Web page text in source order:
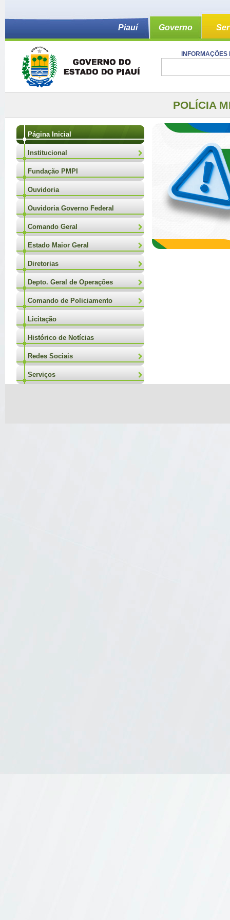
Piauí Governo
POLÍCIA
Página Inicial
Institucional
Fundação PMPI
Ouvidoria
Ouvidoria Governo Federal
Comando Geral
Estado Maior Geral
Diretorias
Depto. Geral de Operações
Comando de Policiamento
Licitação
Histórico de Notícias
Redes Sociais
Serviços